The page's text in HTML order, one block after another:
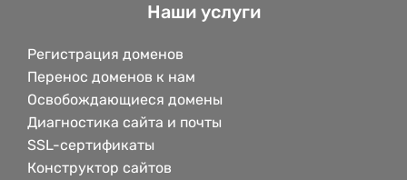
Наши услуги
Регистрация доменов
Перенос доменов к нам
Освобождающиеся домены
Диагностика сайта и почты
SSL-сертификаты
Конструктор сайтов